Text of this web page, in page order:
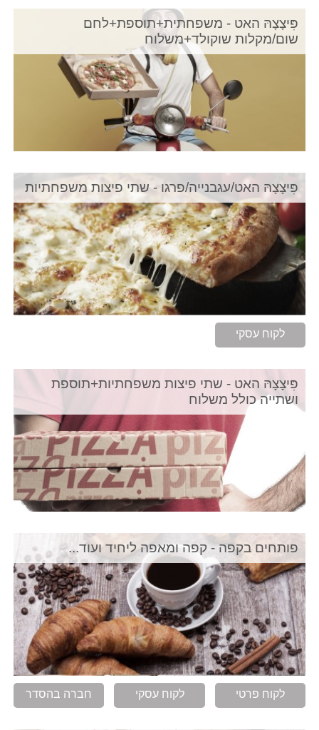
פִּיצָצָהּ האט - משפחתית+תוספת+לחם
שום/מקלות שוקולד+משלוח
פִּיצָצָהּ האט/עגבנייה/פרגו - שתי פיצות משפחתיות
לקוח עסקי
פִּיצָצָהּ האט - שתי פיצות משפחתיות+תוספת
ושתייה כולל משלוח
פותחים בקפה - קפה ומאפה ליחיד ועוד...
לקוח פרטי לקוח עסקי חברה בהסדר